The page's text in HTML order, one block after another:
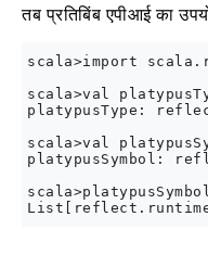
तब प्रतिबिंब एपीआई का
scala>import
scala>val
platypusType:
scala>val
platypusSymbol: